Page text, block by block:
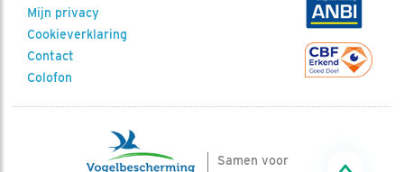
Mijn privacy
Cookieverklaring
Contact
Colofon
Samen voor